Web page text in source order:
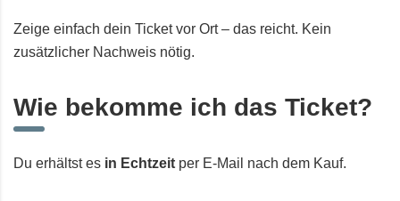
Zeige einfach dein Ticket vor Ort – das reicht. Kein
zusätzlicher Nachweis nötig.
Wie bekomme ich das Ticket?
Du erhältst es in Echtzeit per E-Mail nach dem Kauf.